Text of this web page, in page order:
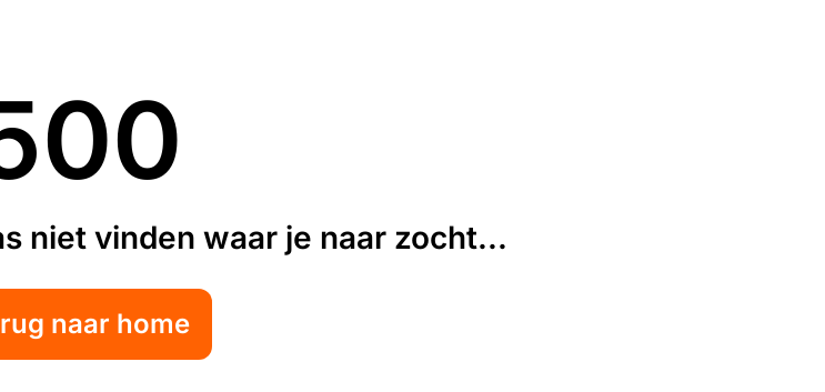
500
niet vinden waar je naar zocht...
naar home